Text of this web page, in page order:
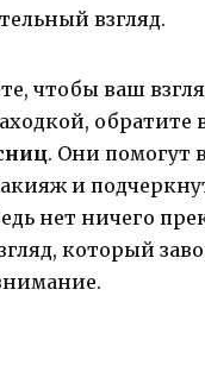
взгляд.
чтобы ваш
обратите
. Они помогут
и
нет ничего
который